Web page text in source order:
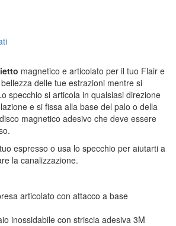
magnetico e articolato per il tuo Flair e
delle tue estrazioni mentre si
specchio si articola in qualsiasi direzione
e si fissa alla base del palo o della
magnetico adesivo che deve essere
espresso o usa lo specchio per aiutarti a
la canalizzazione.
articolato con attacco a base
inossidabile con striscia adesiva 3M